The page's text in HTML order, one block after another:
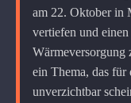
am 22. Oktober in
vertiefen und
Wärmeversorgung
ein Thema, das für
unverzichtbar